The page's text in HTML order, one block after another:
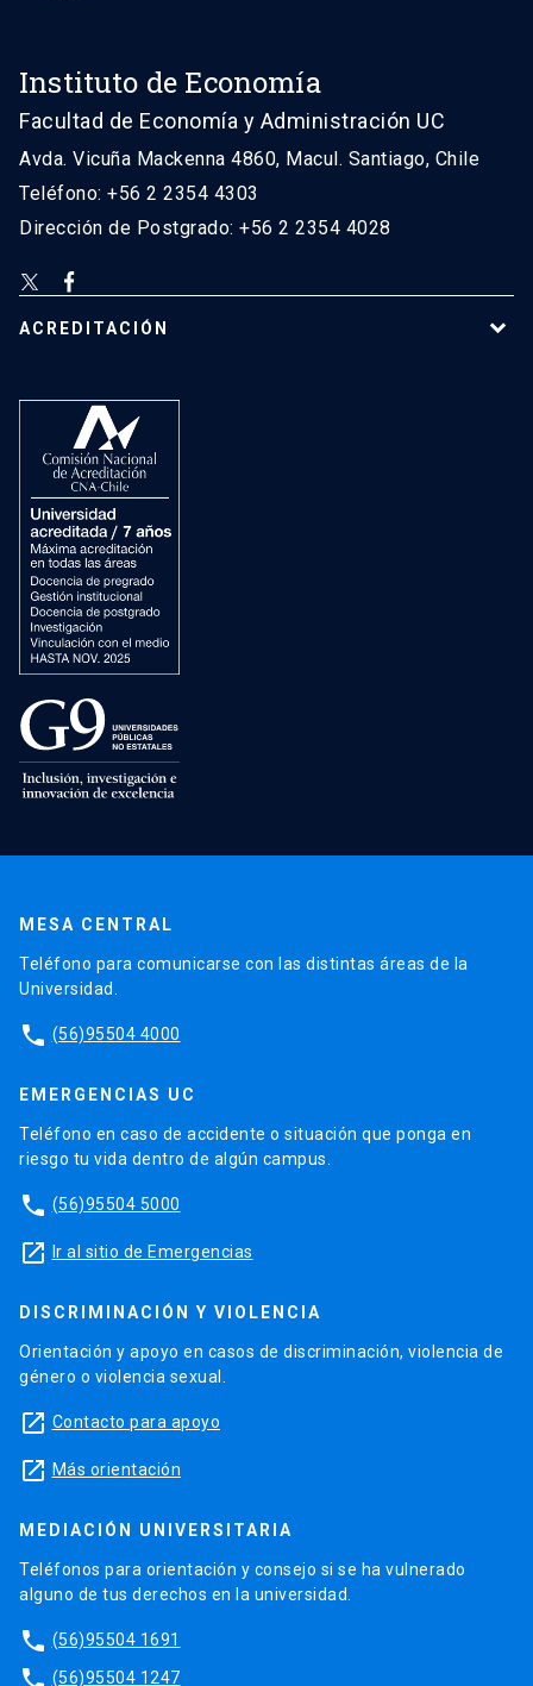
Instituto de Economía
Facultad de Economía y Administración UC
Avda. Vicuña Mackenna 4860, Macul. Santiago, Chile
Teléfono: +56 2 2354 4303
Dirección de Postgrado: +56 2 2354 4028
ACREDITACIÓN
MESA CENTRAL
Teléfono para comunicarse con las distintas áreas de la
Universidad.
phone (56)95504 4000
EMERGENCIAS UC
Teléfono en caso de accidente o situación que ponga en
riesgo tu vida dentro de algún campus.
phone (56)95504 5000
launch Ir al sitio de Emergencias
DISCRIMINACIÓN Y VIOLENCIA
Orientación y apoyo en casos de discriminación, violencia de
género o violencia sexual.
launch Contacto para apoyo
launch Más orientación
MEDIACIÓN UNIVERSITARIA
Teléfonos para orientación y consejo si se ha vulnerado
alguno de tus derechos en la universidad.
phone (56)95504 1691
phone (56)95504 1247